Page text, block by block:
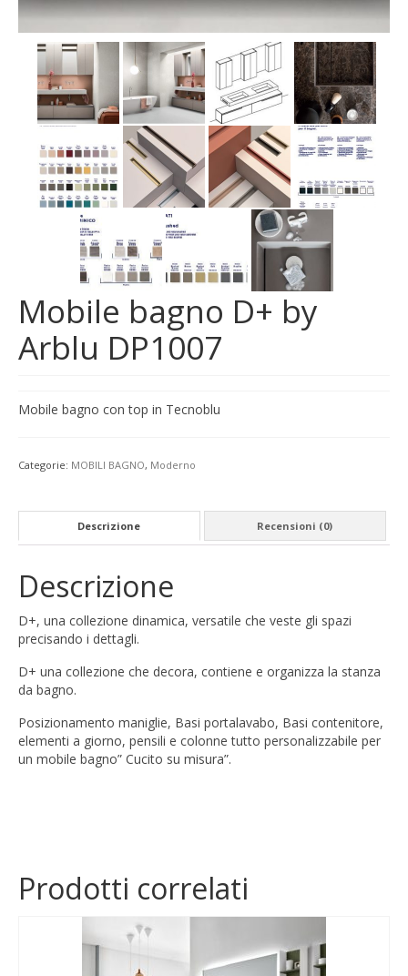
CAMINI E STUFE
CONTATTI
Mobile bagno D+ by
Arblu DP1007
Mobile bagno con top in Tecnoblu
Categorie: MOBILI BAGNO, Moderno
Descrizione Recensioni (0)
Descrizione
D+, una collezione dinamica, versatile che veste gli spazi
precisando i dettagli.
D+ una collezione che decora, contiene e organizza la stanza
da bagno.
Posizionamento maniglie, Basi portalavabo, Basi contenitore,
elementi a giorno, pensili e colonne tutto personalizzabile per
un mobile bagno” Cucito su misura”.
Prodotti correlati